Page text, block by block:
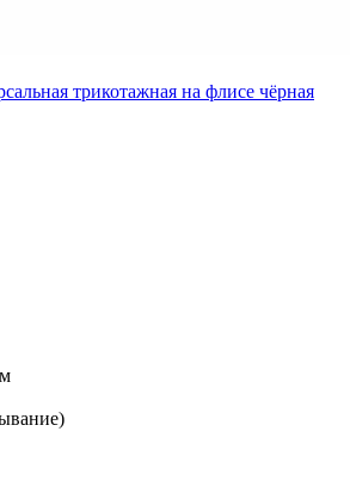
трикотажная на флисе чёрная